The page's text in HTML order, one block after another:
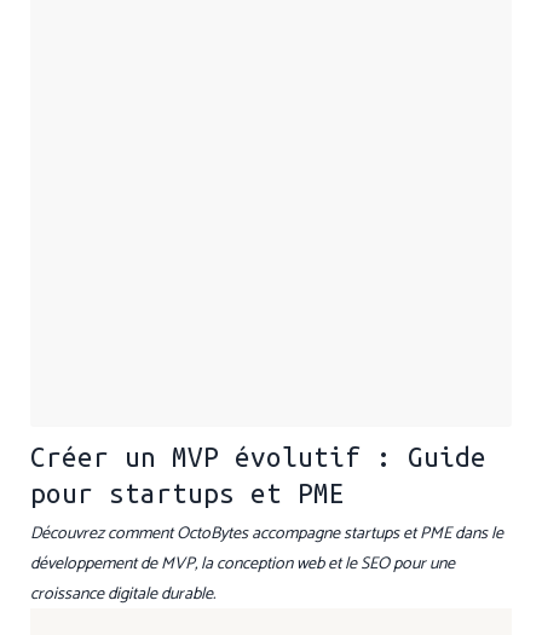
Créer un MVP évolutif : Guide
pour startups et PME
Découvrez comment OctoBytes accompagne startups et PME dans le
développement de MVP, la conception web et le SEO pour une
croissance digitale durable.